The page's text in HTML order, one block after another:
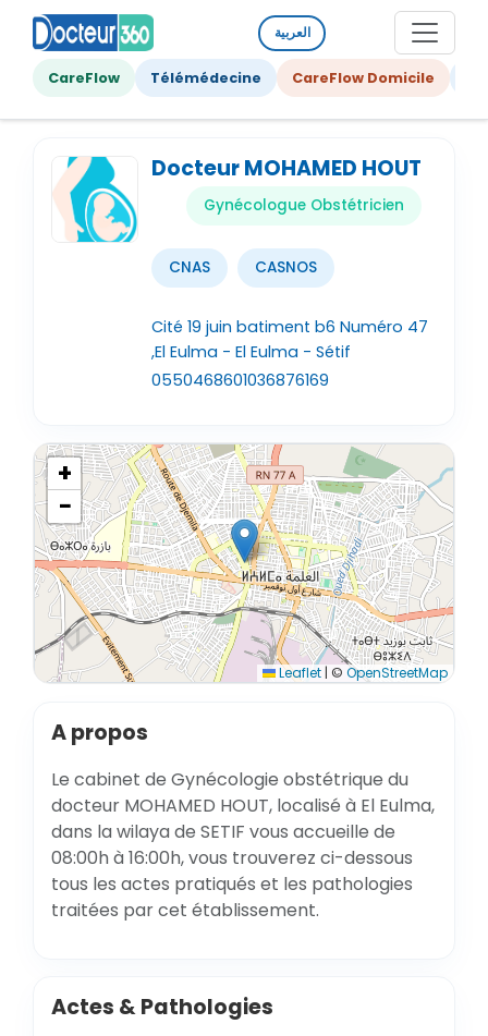
العربية
CareFlow Télémédecine CareFlow Domicile
Docteur MOHAMED HOUT
Gynécologue Obstétricien
CNAS CASNOS
Cité 19 juin batiment b6 Numéro 47
,El Eulma - El Eulma - Sétif
0550468601036876169
+
−
Leaflet | © OpenStreetMap
A propos
Le cabinet de Gynécologie obstétrique du
docteur MOHAMED HOUT, localisé à El Eulma,
dans la wilaya de SETIF vous accueille de
08:00h à 16:00h, vous trouverez ci-dessous
tous les actes pratiqués et les pathologies
traitées par cet établissement.
Actes & Pathologies